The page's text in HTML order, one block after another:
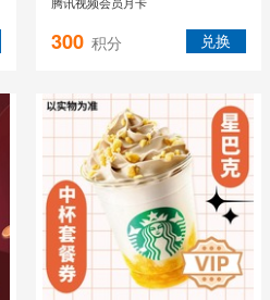
300 积分 兑换